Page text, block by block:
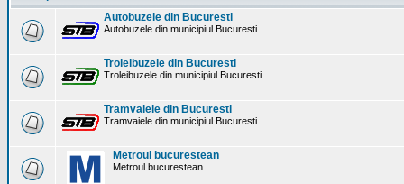
Autobuzele din Bucuresti
Autobuzele din municipiul Bucuresti
Troleibuzele din Bucuresti
Troleibuzele din municipiul Bucuresti
Tramvaiele din Bucuresti
Tramvaiele din municipiul Bucuresti
Metroul bucurestean
Metroul bucurestean